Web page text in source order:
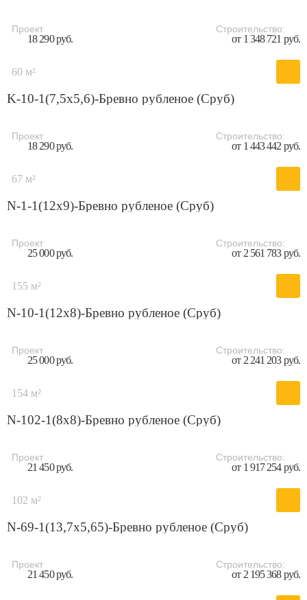
Проект
18 290 руб.
Строительство:
от 1 348 721 руб.
60 м²
K-10-1(7,5х5,6)-Бревно рубленое (Сруб)
Проект
18 290 руб.
Строительство:
от 1 443 442 руб.
67 м²
N-1-1(12х9)-Бревно рубленое (Сруб)
Проект
25 000 руб.
Строительство:
от 2 561 783 руб.
155 м²
N-10-1(12х8)-Бревно рубленое (Сруб)
Проект
25 000 руб.
Строительство:
от 2 241 203 руб.
154 м²
N-102-1(8х8)-Бревно рубленое (Сруб)
Проект
21 450 руб.
Строительство:
от 1 917 254 руб.
102 м²
N-69-1(13,7х5,65)-Бревно рубленое (Сруб)
Проект
21 450 руб.
Строительство:
от 2 195 368 руб.